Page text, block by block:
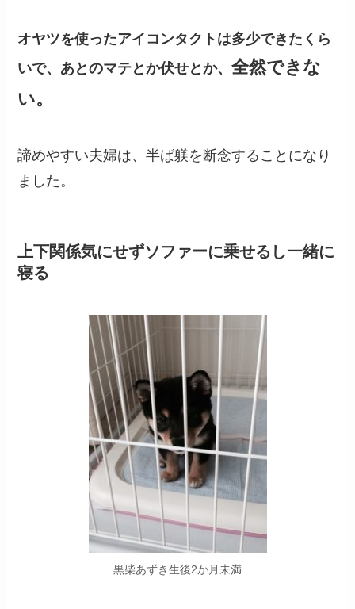
オヤツを使ったアイコンタクトは多少できたくら
いで、あとのマテとか伏せとか、全然できな
い。
諦めやすい夫婦は、半ば躾を断念することになり
ました。
上下関係気にせずソファーに乗せるし一緒に
寝る
黒柴あずき生後2か月未満